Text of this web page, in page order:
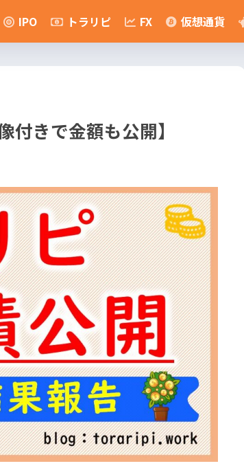
IPO トラリピ FX 仮想通貨
付きで金額も公開】